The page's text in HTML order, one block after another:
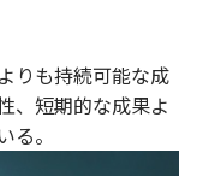
りも持続可能な成
、短期的な成果よ
。